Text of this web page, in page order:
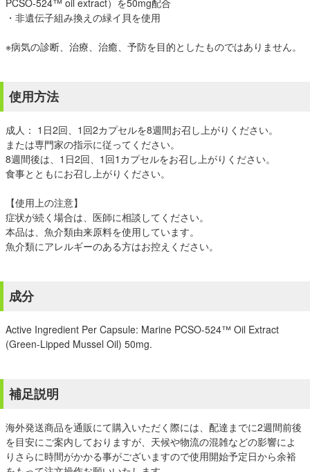
PCSO-524™ oil extract）を50mg配合
・非遺伝子組み換えの緑イ貝を使用
※病気の診断、治療、治癒、予防を目的としたものではありません。
使用方法
成人： 1日2回、1回2カプセルを8週間お召し上がりください。
または専門家の指示に従ってください。
8週間後は、1日2回、1回1カプセルをお召し上がりください。
食事とともにお召し上がりください。
【使用上の注意】
症状が続く場合は、医師に相談してください。
本品は、魚介類由来原料を使用しています。
魚介類にアレルギーのある方はお控えください。
成分
Active Ingredient Per Capsule: Marine PCSO-524™ Oil Extract
(Green-Lipped Mussel Oil) 50mg.
補足説明
海外発送商品を通販にて購入いただく際には、配達までに2週間前後
を目安にご案内しておりますが、天候や物流の混雑などの影響によ
りさらに時間がかかる事がございますので使用開始予定日から余裕